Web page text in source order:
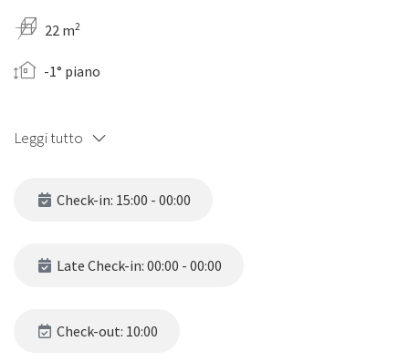
22 m2
-1° piano
Leggi tutto
Check-in: 15:00 - 00:00
Late Check-in: 00:00 - 00:00
Check-out: 10:00